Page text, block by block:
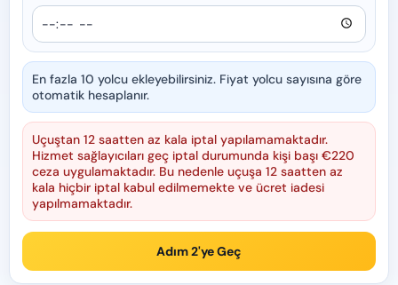
En fazla 10 yolcu ekleyebilirsiniz. Fiyat yolcu sayısına göre
otomatik hesaplanır.
Uçuştan 12 saatten az kala iptal yapılamamaktadır.
Hizmet sağlayıcıları geç iptal durumunda kişi başı €220
ceza uygulamaktadır. Bu nedenle uçuşa 12 saatten az
kala hiçbir iptal kabul edilmemekte ve ücret iadesi
yapılmamaktadır.
Adım 2'ye Geç